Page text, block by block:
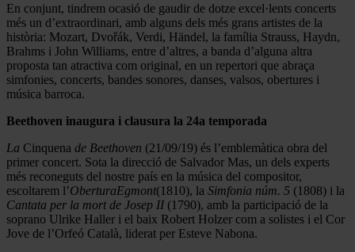
En conjunt, tindrem ocasió de gaudir de dotze excel·lents concerts
més un d’extraordinari, amb alguns dels més grans artistes de la
història: Mozart, Dvořák, Verdi, Händel, la família Strauss, Haydn,
Brahms i John Williams, entre d’altres, a banda d’alguna altra
proposta tan atractiva com original, en un repertori que abraça
simfonies, concerts, bandes sonores, danses, valsos, obertures i
música barroca.
Beethoven inaugura i clausura la 24a temporada
La Cinquena de Beethoven (21/09/19) és l’emblemàtica obra del
primer concert. Sota la direcció de Salvador Mas, un dels experts
més reconeguts del nostre país en la música del compositor,
escoltarem l’OberturaEgmont(1810), la Simfonia núm. 5 (1808) i la
Cantata per la mort de Josep II(1790), amb la participació de la
soprano Ulrike Haller i el baix Robert Holzer com a solistes i el Cor
Jove de l’Orfeó Català, liderat per Esteve Nabona.